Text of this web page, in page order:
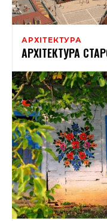
АРХІТЕКТУРА
АРХІТЕКТУРА